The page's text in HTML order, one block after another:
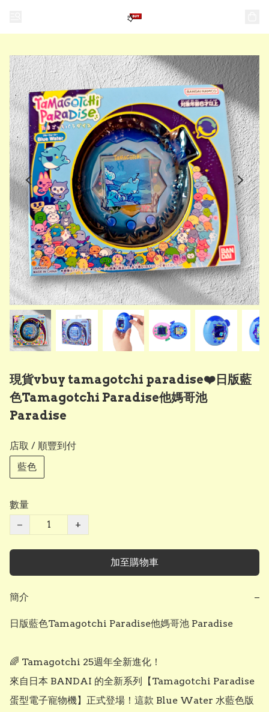
現貨vbuy tamagotchi paradise❤️日版藍
色Tamagotchi Paradise他媽哥池
Paradise
店取 / 順豐到付
藍色
數量
−
+
加至購物車
簡介 −
日版藍色Tamagotchi Paradise他媽哥池 Paradise
🌈 Tamagotchi 25週年全新進化！
來自日本 BANDAI 的全新系列【Tamagotchi Paradise
蛋型電子寵物機】正式登場！這款 Blue Water 水藍色版